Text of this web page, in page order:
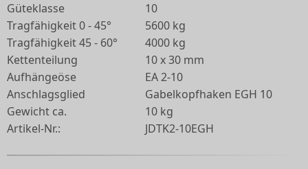
Güteklasse
10
Tragfähigkeit 0 - 45°
5600 kg
Tragfähigkeit 45 - 60°
4000 kg
Kettenteilung
10 x 30 mm
Aufhängeöse
EA 2-10
Anschlagsglied
Gabelkopfhaken EGH 10
Gewicht ca.
10 kg
Artikel-Nr.:
JDTK2-10EGH